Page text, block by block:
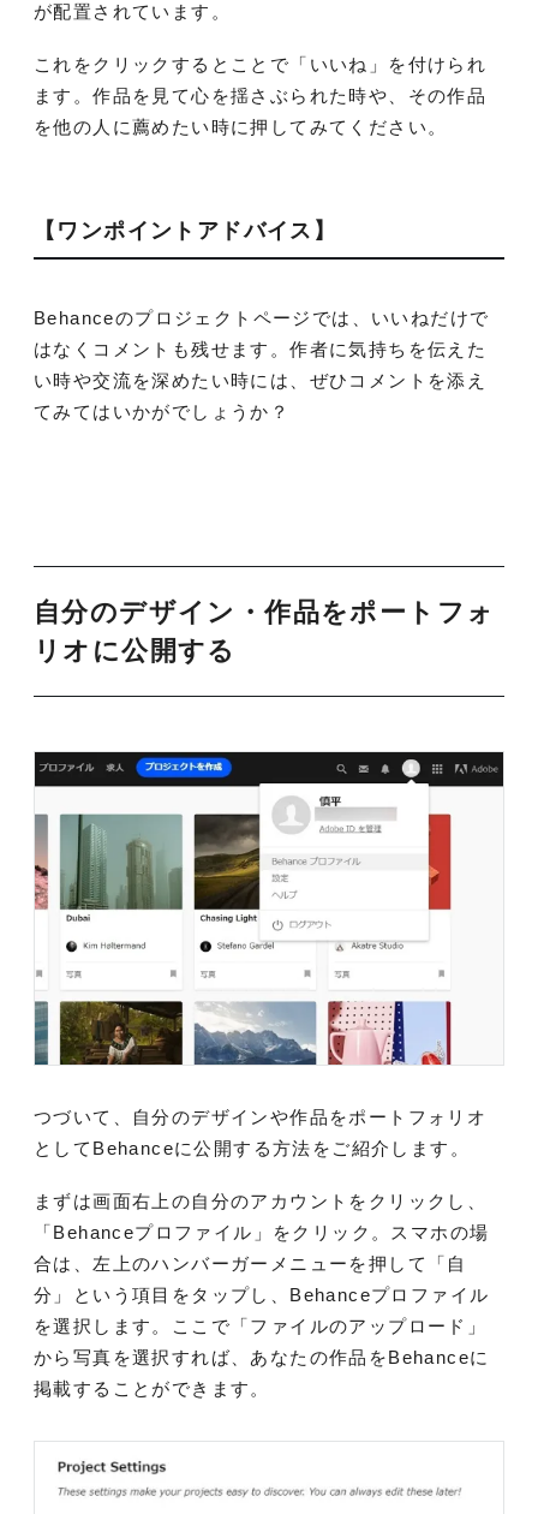
が配置されています。
これをクリックするとことで「いいね」を付けられ
ます。作品を見て心を揺さぶられた時や、その作品
を他の人に薦めたい時に押してみてください。
【ワンポイントアドバイス】
Behanceのプロジェクトページでは、いいねだけで
はなくコメントも残せます。作者に気持ちを伝えた
い時や交流を深めたい時には、ぜひコメントを添え
てみてはいかがでしょうか？
自分のデザイン・作品をポートフォ
リオに公開する
つづいて、自分のデザインや作品をポートフォリオ
としてBehanceに公開する方法をご紹介します。
まずは画面右上の自分のアカウントをクリックし、
「Behanceプロファイル」をクリック。スマホの場
合は、左上のハンバーガーメニューを押して「自
分」という項目をタップし、Behanceプロファイル
を選択します。ここで「ファイルのアップロード」
から写真を選択すれば、あなたの作品をBehanceに
掲載することができます。